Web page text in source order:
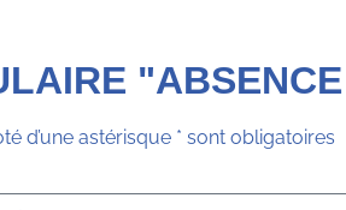
d’une astérisque * sont obligatoires